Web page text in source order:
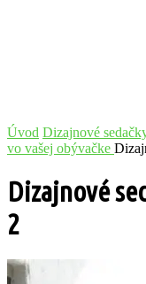
Úvod Dizajnové
vo vašej obývačke
Dizajnové
2